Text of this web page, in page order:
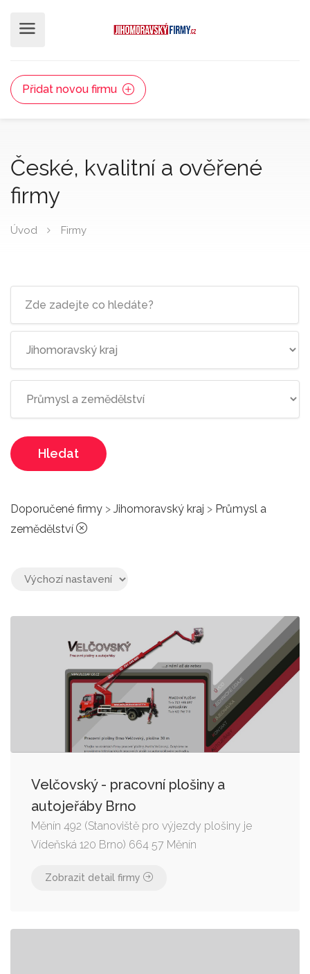
Přidat novou firmu
České, kvalitní a ověřené
firmy
Úvod Firmy
Hledat
Doporučené firmy > Jihomoravský kraj > Průmysl a
zemědělství
Velčovský - pracovní plošiny a
autojeřáby Brno
Měnín 492 (Stanoviště pro výjezdy plošiny je
Vídeňská 120 Brno) 664 57 Měnín
Zobrazit detail firmy